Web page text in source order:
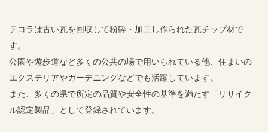
テコラは古い瓦を回収して粉砕・加工し作られた瓦チップ材で
す。
公園や遊歩道など多くの公共の場で用いられている他、住まいの
エクステリアやガーデニングなどでも活躍しています。
また、多くの県で所定の品質や安全性の基準を満たす「リサイク
ル認定製品」として登録されています。